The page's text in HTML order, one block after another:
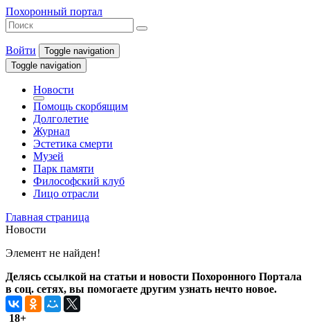
Похоронный портал
Войти
Toggle navigation
Toggle navigation
Новости
Помощь скорбящим
Долголетие
Журнал
Эстетика смерти
Музей
Парк памяти
Философский клуб
Лицо отрасли
Главная страница
Новости
Элемент не найден!
Делясь ссылкой на статьи и новости Похоронного Портала
в соц. сетях, вы помогаете другим узнать нечто новое.
18+